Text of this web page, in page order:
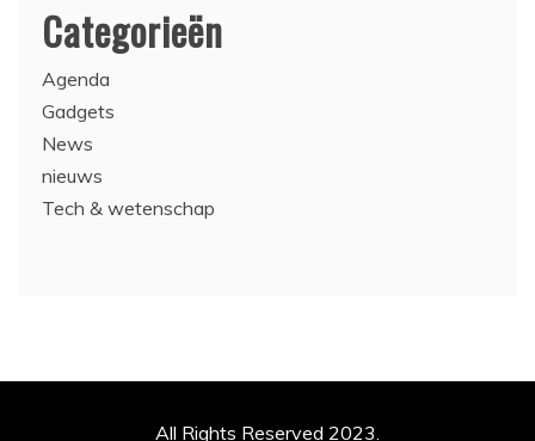
Categorieën
Agenda
Gadgets
News
nieuws
Tech & wetenschap
All Rights Reserved 2023.